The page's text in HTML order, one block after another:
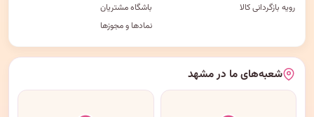
رویه بازگردانی کالا
باشگاه مشتریان
نمادها و مجوزها
شعبه‌های ما در مشهد